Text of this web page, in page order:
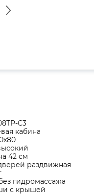
C3
кабина
42 см
раздвижная
гидромассажа
с крышей